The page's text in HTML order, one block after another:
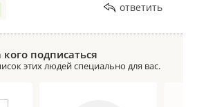
ответить
кого подписаться
этих людей специально для вас.